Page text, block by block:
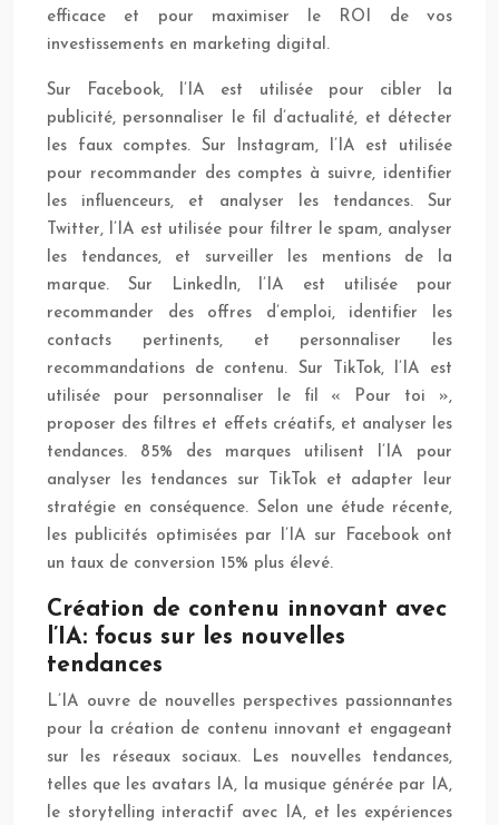
efficace et pour maximiser le ROI de vos
investissements en marketing digital.
Sur Facebook, l’IA est utilisée pour cibler la
publicité, personnaliser le fil d’actualité, et détecter
les faux comptes. Sur Instagram, l’IA est utilisée
pour recommander des comptes à suivre, identifier
les influenceurs, et analyser les tendances. Sur
Twitter, l’IA est utilisée pour filtrer le spam, analyser
les tendances, et surveiller les mentions de la
marque. Sur LinkedIn, l’IA est utilisée pour
recommander des offres d’emploi, identifier les
contacts pertinents, et personnaliser les
recommandations de contenu. Sur TikTok, l’IA est
utilisée pour personnaliser le fil « Pour toi »,
proposer des filtres et effets créatifs, et analyser les
tendances. 85% des marques utilisent l’IA pour
analyser les tendances sur TikTok et adapter leur
stratégie en conséquence. Selon une étude récente,
les publicités optimisées par l’IA sur Facebook ont
un taux de conversion 15% plus élevé.
Création de contenu innovant avec
l’IA: focus sur les nouvelles
tendances
L’IA ouvre de nouvelles perspectives passionnantes
pour la création de contenu innovant et engageant
sur les réseaux sociaux. Les nouvelles tendances,
telles que les avatars IA, la musique générée par IA,
le storytelling interactif avec IA, et les expériences